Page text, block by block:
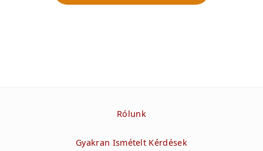
Rólunk
Gyakran Ismételt Kérdések